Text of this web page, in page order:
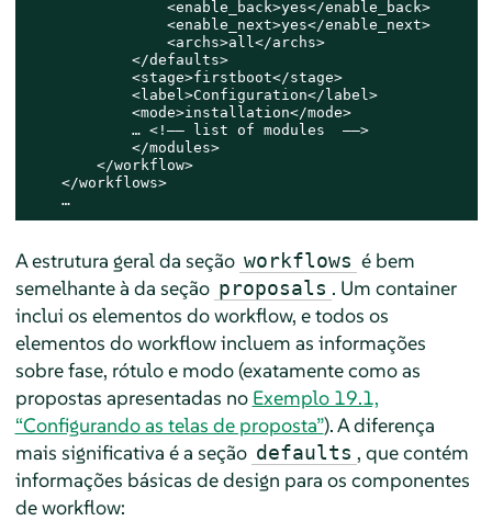
                <enable_back>yes</enable_back>
                <enable_next>yes</enable_next>
                <archs>all</archs>
            </defaults>
            <stage>firstboot</stage>
            <label>Configuration</label>
            <mode>installation</mode>
            … <!–– list of modules  ––>
            </modules>
        </workflow>
    </workflows>
    …
A estrutura geral da seção workflows é bem
semelhante à da seção proposals . Um container
inclui os elementos do workflow, e todos os
elementos do workflow incluem as informações
sobre fase, rótulo e modo (exatamente como as
propostas apresentadas no Exemplo 19.1,
“Configurando as telas de proposta”). A diferença
mais significativa é a seção defaults , que contém
informações básicas de design para os componentes
de workflow: